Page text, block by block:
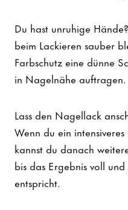
Du hast unruhige
beim Lackieren sauber
Farbschutz eine dünne
in Nagelnähe auftragen.
Lass den Nagellack
Wenn du ein
kannst du danach
bis das Ergebnis voll
entspricht.